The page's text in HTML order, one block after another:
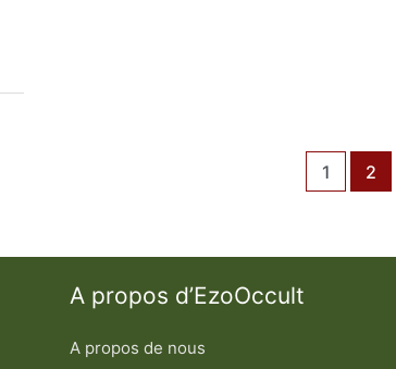
1 2
A propos d’EzoOccult
A propos de nous